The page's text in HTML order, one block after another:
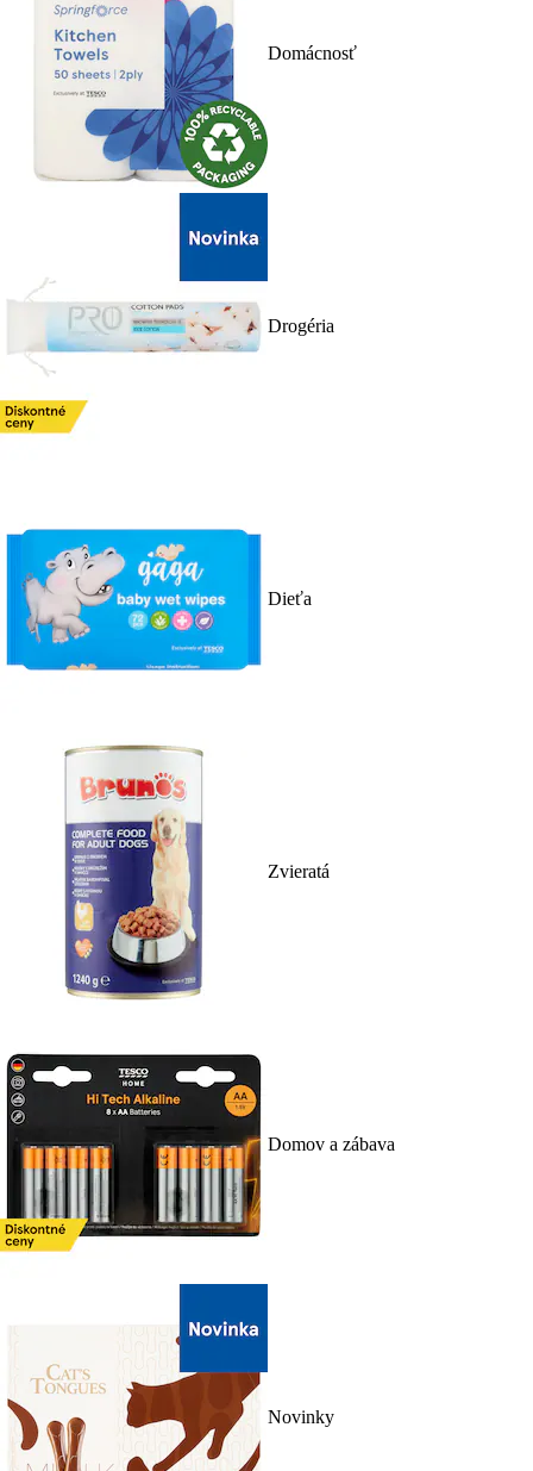
Domácnosť
Drogéria
Dieťa
Zvieratá
Domov a zábava
Novinky